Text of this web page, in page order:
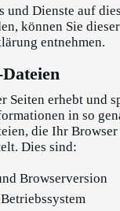
und Dienste auf
können Sie dieser
entnehmen.
Seiten erhebt und
in so
die Ihr
Dies sind:
Browserversion